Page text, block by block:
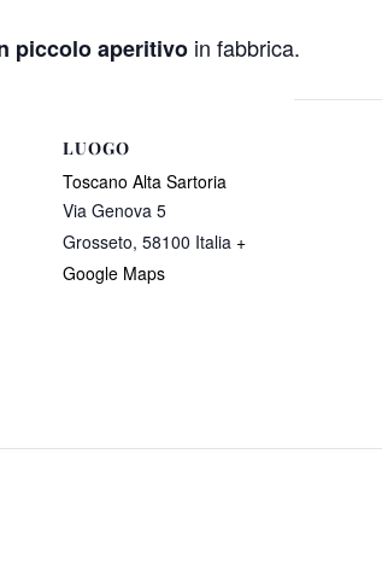
piccolo aperitivo in fabbrica.
LUOGO
Toscano Alta Sartoria
Via Genova 5
Grosseto, 58100 Italia +
Google Maps